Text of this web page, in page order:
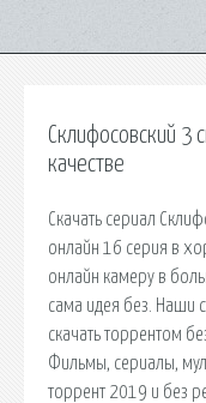
Склифосовский 3
качестве
Скачать сериал
онлайн 16 серия в
онлайн камеру в
сама идея без. Наши
скачать торрентом
Фильмы, сериалы,
торрент 2019 и без